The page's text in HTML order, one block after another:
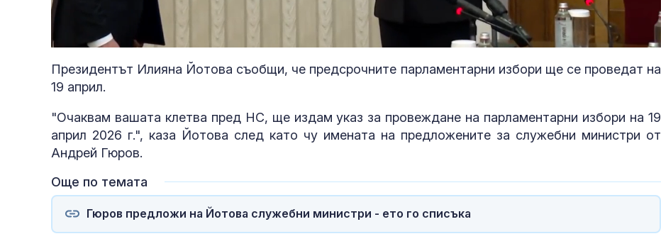
Unmute Loaded
Президентът Илияна Йотова съобщи, че предсрочните парламентарни избори ще се проведат на
19 април.
"Очаквам вашата клетва пред НС, ще издам указ за провеждане на парламентарни избори на 19
април 2026 г.", каза Йотова след като чу имената на предложените за служебни министри от
Андрей Гюров.
Още по темата
Гюров предложи на Йотова служебни министри - ето го списъка